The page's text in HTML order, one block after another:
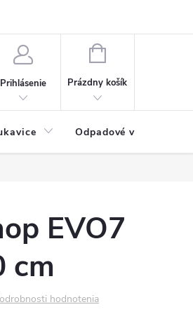
Prihlásenie
NÁKUPNÝ
Prázdny košík
Odpadové vrecia
EVO7
cm
hodnotenia